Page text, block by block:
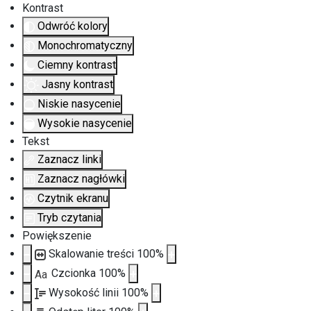
Kontrast
Odwróć kolory
Monochromatyczny
Ciemny kontrast
Jasny kontrast
Niskie nasycenie
Wysokie nasycenie
Tekst
Zaznacz linki
Zaznacz nagłówki
Czytnik ekranu
Tryb czytania
Powiększenie
Skalowanie treści 100%
Aa Czcionka 100%
Wysokość linii 100%